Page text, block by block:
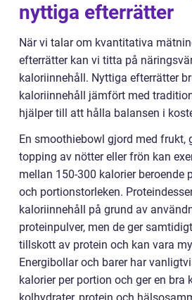
nyttiga efterrätter
När vi talar om kvantitativa
efterrätter kan vi titta på
kaloriinnehåll. Nyttiga efterrätter
kaloriinnehåll jämfört med
hjälper till att hålla balansen i
En smoothiebowl gjord med frukt,
topping av nötter eller frön kan
mellan 150-300 kalorier beroende
och portionstorleken.
kaloriinnehåll på grund av
proteinpulver, men de ger
tillskott av protein och kan vara
Energibollar och barer har
kalorier per portion och ger en bra